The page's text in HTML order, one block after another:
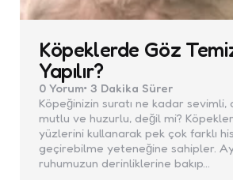
Köpeklerde Göz
Yapılır?
0 Yorum 3 Dakika Sürer
Köpeğinizin suratı ne kadar sevimli,
mutlu ve huzurlu, değil mi?
yüzlerini kullanarak pek çok farklı
geçirebilme yeteneğine sahipler.
ruhumuzun derinliklerine bakıp…